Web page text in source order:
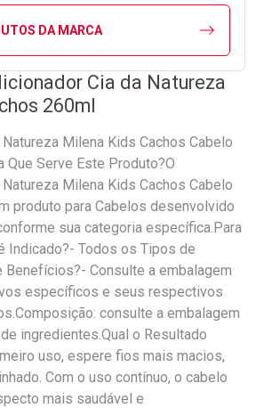
DA MARCA
Cia da Natureza
260ml
Milena Kids Cachos Cabelo
Que Serve Este Produto?O
Milena Kids Cachos Cabelo
produto para Cabelos desenvolvido
sua categoria específica.Para
Indicado?- Todos os Tipos de
Benefícios?- Consulte a embalagem
específicos e seus respectivos
consulte a embalagem
ingredientes.Qual o Resultado
uso, espere fios mais macios,
Com o uso contínuo, o cabelo
mais saudável e